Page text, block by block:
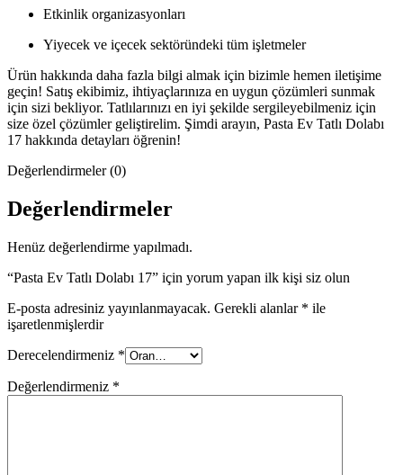
Etkinlik organizasyonları
Yiyecek ve içecek sektöründeki tüm işletmeler
Ürün hakkında daha fazla bilgi almak için bizimle hemen iletişime
geçin! Satış ekibimiz, ihtiyaçlarınıza en uygun çözümleri sunmak
için sizi bekliyor. Tatlılarınızı en iyi şekilde sergileyebilmeniz için
size özel çözümler geliştirelim. Şimdi arayın, Pasta Ev Tatlı Dolabı
17 hakkında detayları öğrenin!
Değerlendirmeler (0)
Değerlendirmeler
Henüz değerlendirme yapılmadı.
“Pasta Ev Tatlı Dolabı 17” için yorum yapan ilk kişi siz olun
E-posta adresiniz yayınlanmayacak. Gerekli alanlar * ile
işaretlenmişlerdir
Derecelendirmeniz *
Değerlendirmeniz *